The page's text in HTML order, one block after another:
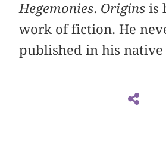
Hegemonies. Origins is
work of fiction. He
published in his native